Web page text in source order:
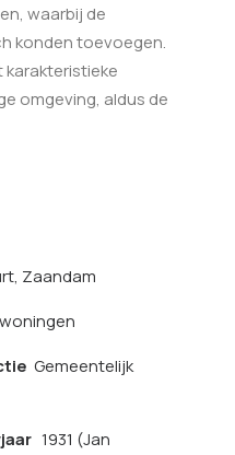
waarbij de
konden toevoegen.
karakteristieke
omgeving, aldus de
Zaandam
Gemeentelijk
1931 (Jan